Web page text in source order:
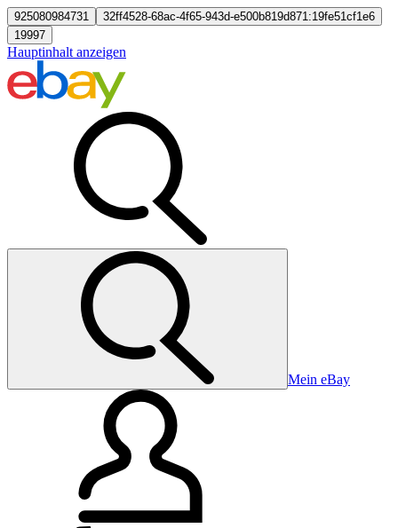
925080984731
32ff4528-68ac-4f65-943d-e500b819d871:19fe51cf1e6
19997
Hauptinhalt anzeigen
Mein eBay